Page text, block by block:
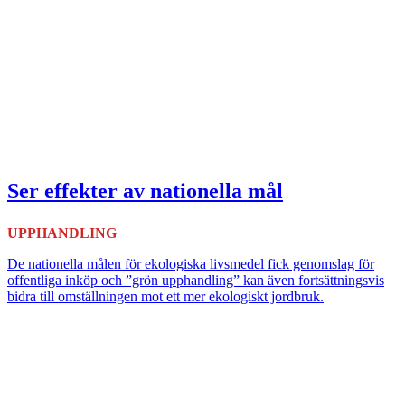
Ser effekter av nationella mål
UPPHANDLING
De nationella målen för ekologiska livsmedel fick genomslag för
offentliga inköp och ”grön upphandling” kan även fortsättningsvis
bidra till omställningen mot ett mer ekologiskt jordbruk.